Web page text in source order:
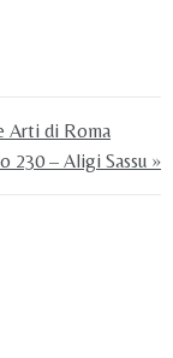
Arti di Roma
230 – Aligi Sassu »